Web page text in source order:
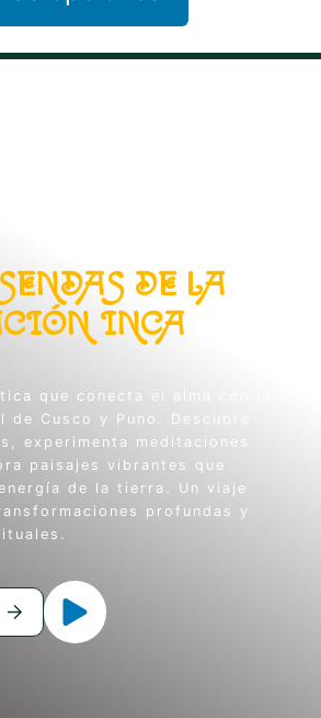
ESPÍRITU.
DE LA
INCA
que conecta el alma con la
de Cusco y Puno. Descubre
experimenta meditaciones
paisajes vibrantes que
de la tierra. Un viaje
profundas y